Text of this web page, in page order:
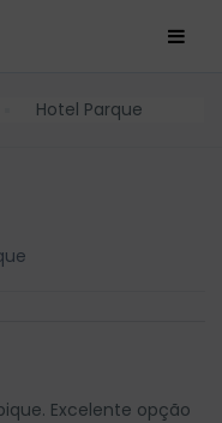
Hotel Parque
Excelente opção